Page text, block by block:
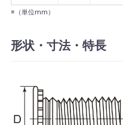
※（単位mm）
形状・寸法・特長